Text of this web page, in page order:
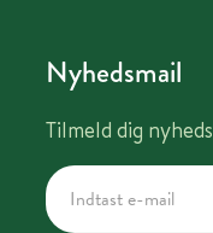
Nyhedsmail
Tilmeld dig